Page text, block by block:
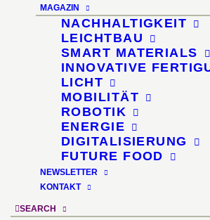
MAGAZIN
NACHHALTIGKEIT
LEICHTBAU
SMART MATERIALS
INNOVATIVE
LICHT
MOBILITÄT
ROBOTIK
ENERGIE
DIGITALISIERUNG
FUTURE FOOD
NEWSLETTER
KONTAKT
SEARCH
Design Week
Rufffactory Köln-
Ehrenfeld
13. Januar 2024, 18:00